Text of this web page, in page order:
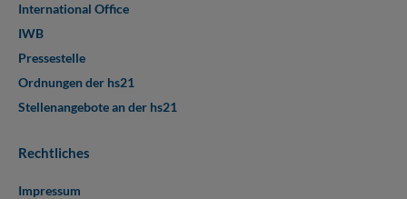
International Office
IWB
Pressestelle
Ordnungen der hs21
Stellenangebote an der hs21
Rechtliches
Impressum